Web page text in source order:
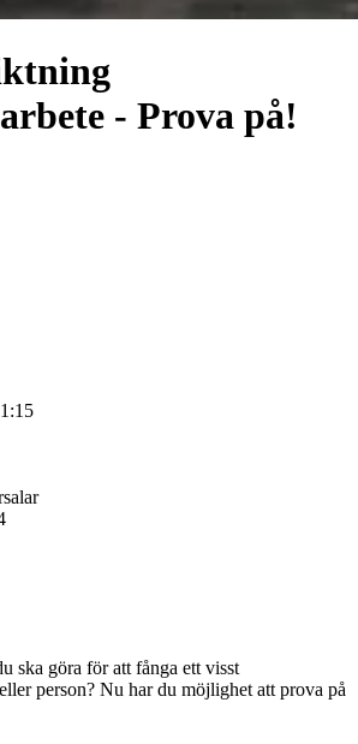
- Prova på!
ska göra för att fånga ett visst
person? Nu har du möjlighet att prova på